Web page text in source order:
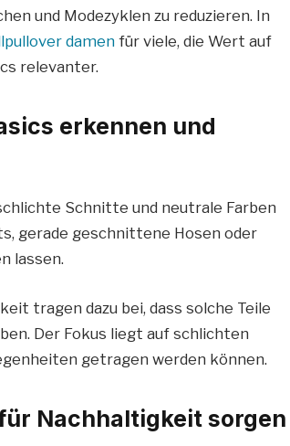
und Modezyklen zu reduzieren. In
damen für viele, die Wert auf
relevanter.
erkennen und
Schnitte und neutrale Farben
gerade geschnittene Hosen oder
lassen.
tragen dazu bei, dass solche Teile
Der Fokus liegt auf schlichten
getragen werden können.
Nachhaltigkeit sorgen